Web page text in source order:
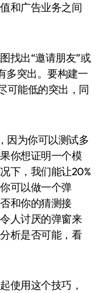
和广告业务之间
找出“邀请朋友”或
多突出。要构建一
可能低的突出，同
因为你可以测试多
你想证明一个模
下，我们能让20%
可以做一个弹
和你的猜测接
人讨厌的弹窗来
析是否可能，看
使用这个技巧，